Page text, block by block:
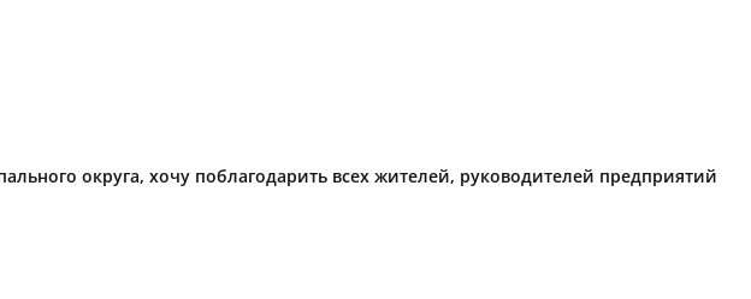
округа, хочу поблагодарить всех жителей, руководителей предприятий